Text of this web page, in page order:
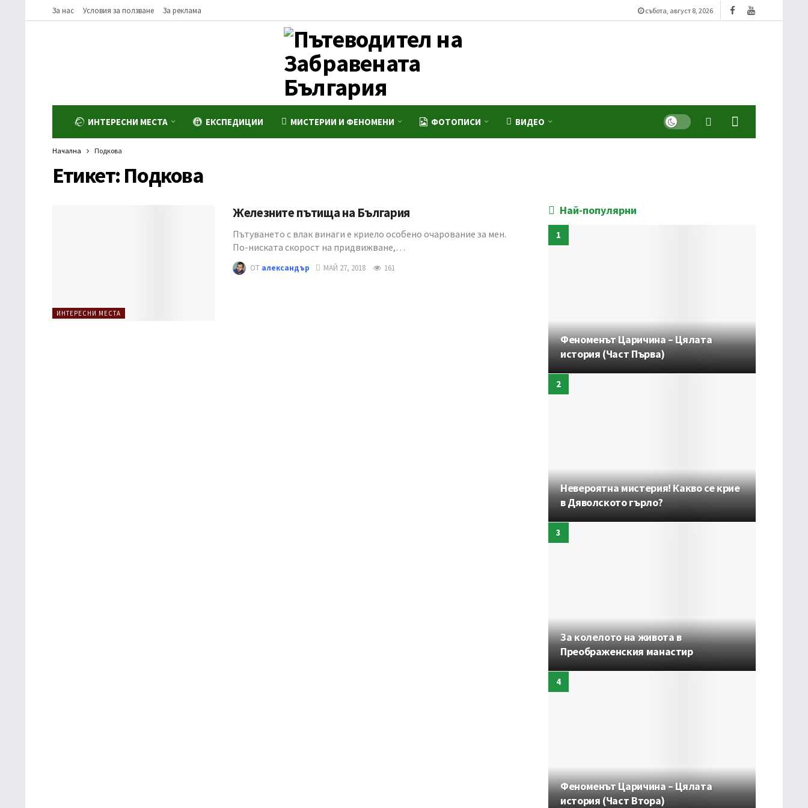
За нас Условия за ползване За реклама събота, август 8, 2026
ИНТЕРЕСНИ МЕСТА ЕКСПЕДИЦИИ МИСТЕРИИ И ФЕНОМЕНИ ФОТОПИСИ ВИДЕО Dark mode
Начална Подкова
Етикет: Подкова
ИНТЕРЕСНИ МЕСТА
Железните пътища на България
Пътуването с влак винаги е криело особено очарование за мен.
По-ниската скорост на придвижване,…
ОТ александър МАЙ 27, 2018 161
Най-популярни
Феноменът Царичина – Цялата
история (Част Първа)
Невероятна мистерия! Какво се крие
в Дяволското гърло?
За колелото на живота в
Преображенския манастир
Феноменът Царичина – Цялата
история (Част Втора)